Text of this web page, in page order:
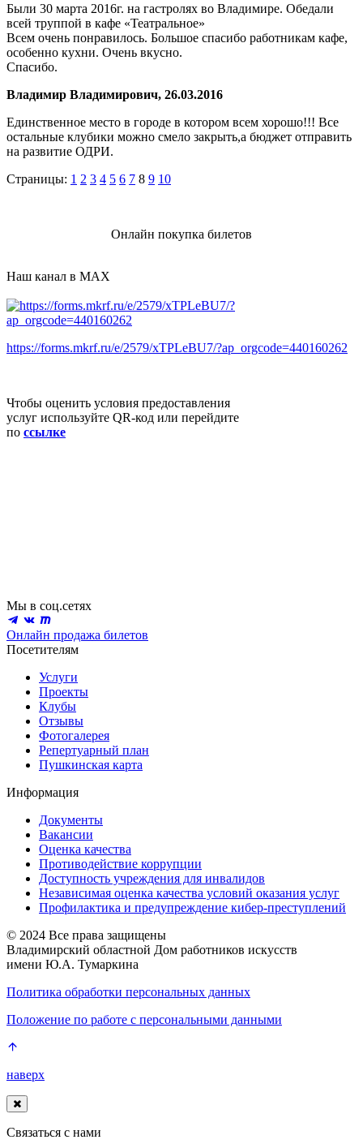
Были 30 марта 2016г. на гастролях во Владимире. Обедали
всей труппой в кафе «Театральное»
Всем очень понравилось. Большое спасибо работникам кафе,
особенно кухни. Очень вкусно.
Спасибо.
Владимир Владимирович, 26.03.2016
Единственное место в городе в котором всем хорошо!!! Все
остальные клубики можно смело закрыть,а бюджет отправить
на развитие ОДРИ.
Страницы: 1 2 3 4 5 6 7 8 9 10
Онлайн покупка билетов
Наш канал в MAX
https://forms.mkrf.ru/e/2579/xTPLeBU7/?ap_orgcode=440160262
Чтобы оценить условия предоставления
услуг используйте QR-код или перейдите
по ссылке
Мы в соц.сетях
Онлайн продажа билетов
Посетителям
Услуги
Проекты
Клубы
Отзывы
Фотогалерея
Репертуарный план
Пушкинская карта
Информация
Документы
Вакансии
Оценка качества
Противодействие коррупции
Доступность учреждения для инвалидов
Независимая оценка качества условий оказания услуг
Профилактика и предупреждение кибер-преступлений
© 2024 Все права защищены
Владимирский областной Дом работников искусств
имени Ю.А. Тумаркина
Политика обработки персональных данных
Положение по работе с персональными данными
наверх
Связаться с нами